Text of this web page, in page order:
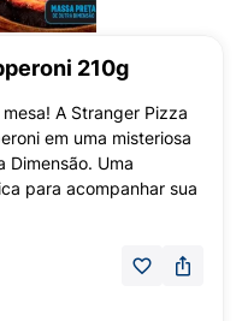
210g
A Stranger Pizza
em uma misteriosa
Dimensão. Uma
para acompanhar sua